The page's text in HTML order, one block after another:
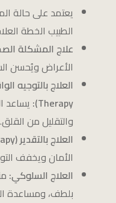
يعتمد على حالة
الطبيب الخطة
علاج المشكلة
الأعراض ويُحسن
Therapy): يساعد
والتقليل من القلق.
العلاج بالتقدير (Validation Therapy):
الأمان ويخفف
العلاج السلوكي:
بلطف، ومساعدة